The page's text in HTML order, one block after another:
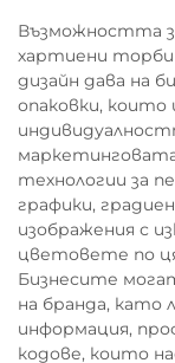
Възможността
хартиени торби
дизайн дава на
опаковки,
технологии за
графики,
изображения с
цветовете по
Бизнесите
на бранда, като
информация,
кодове, които